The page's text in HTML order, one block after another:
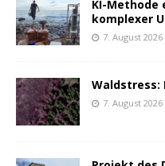
KI-Methode
komplexer
7. August 2026
Waldstress:
7. August 2026